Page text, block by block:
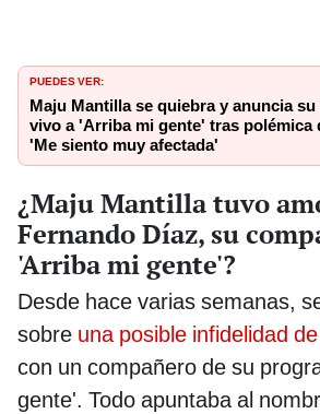
PUEDES VER:
Maju Mantilla se quiebra y anuncia
vivo a 'Arriba mi gente' tras polémica
'Me siento muy afectada'
¿Maju Mantilla tuvo
Fernando Díaz, su
'Arriba mi gente'?
Desde hace varias semanas,
sobre una posible infidelidad
con un compañero de su
gente'. Todo apuntaba al